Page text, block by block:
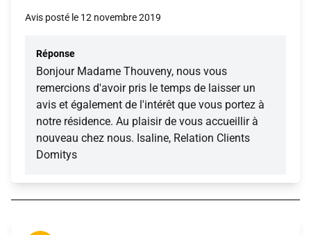
Avis posté le 12 novembre 2019
Réponse
Bonjour Madame Thouveny, nous vous
remercions d'avoir pris le temps de laisser un
avis et également de l'intérêt que vous portez à
notre résidence. Au plaisir de vous accueillir à
nouveau chez nous. Isaline, Relation Clients
Domitys